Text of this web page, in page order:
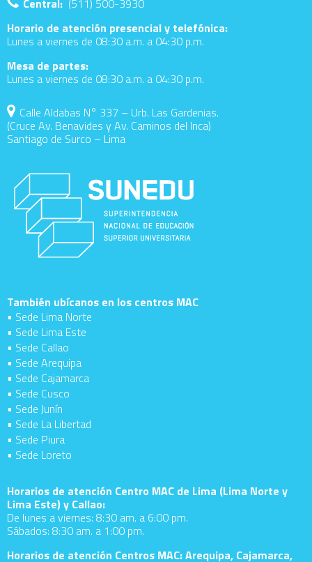
Central: (511) 500-3930
Horario de atención presencial y telefónica:
Lunes a viernes de 08:30 a.m. a 04:30 p.m.
Mesa de partes:
Lunes a viernes de 08:30 a.m. a 04:30 p.m.
Calle Aldabas N° 337 – Urb. Las Gardenias.
(Cruce Av. Benavides y Av. Caminos del Inca)
Santiago de Surco – Lima
También ubícanos en los centros MAC
• Sede Lima Norte
• Sede Lima Este
• Sede Callao
• Sede Arequipa
• Sede Cajamarca
• Sede Cusco
• Sede Junín
• Sede La Libertad
• Sede Piura
• Sede Loreto
Horarios de atención Centro MAC de Lima (Lima Norte y
Lima Este) y Callao:
De lunes a viernes: 8:30 am. a 6:00 pm.
Sábados: 8:30 am. a 1:00 pm.
Horarios de atención Centros MAC: Arequipa, Cajamarca,